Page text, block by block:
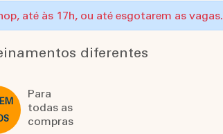
até às 17h, ou até esgotarem as vagas.
diferentes
Para
todas as
compras